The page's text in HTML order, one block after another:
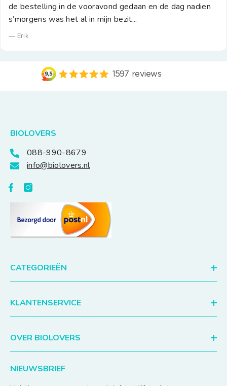
de bestelling in de vooravond gedaan en de dag nadien
s’morgens was het al in mijn bezit...
— Erik
BIOLOVERS
088-990-8679
info@biolovers.nl
CATEGORIEËN
KLANTENSERVICE
OVER BIOLOVERS
NIEUWSBRIEF